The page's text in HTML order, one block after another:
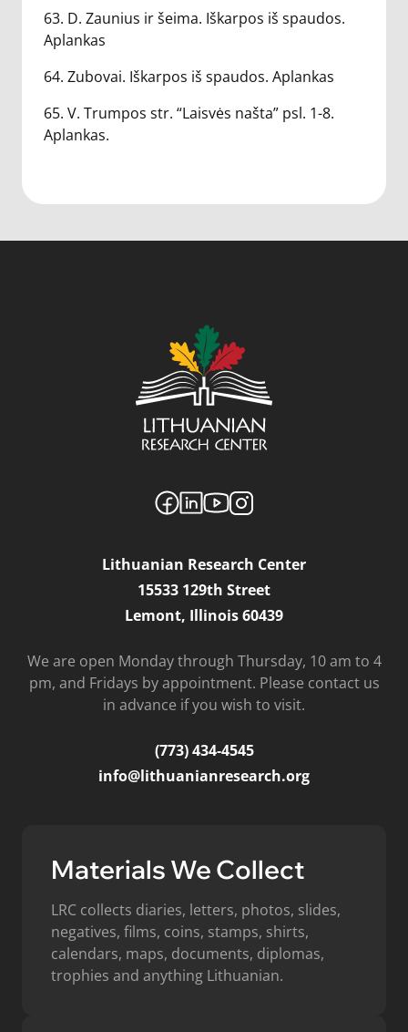
63. D. Zaunius ir šeima. Iškarpos iš spaudos.
Aplankas
64. Zubovai. Iškarpos iš spaudos. Aplankas
65. V. Trumpos str. “Laisvės našta” psl. 1-8.
Aplankas.
Lithuanian Research Center
15533 129th Street
Lemont, Illinois 60439
We are open Monday through Thursday, 10 am to 4
pm, and Fridays by appointment. Please contact us
in advance if you wish to visit.
(773) 434-4545
info@lithuanianresearch.org
Materials We Collect
LRC collects diaries, letters, photos, slides,
negatives, films, coins, stamps, shirts,
calendars, maps, documents, diplomas,
trophies and anything Lithuanian.